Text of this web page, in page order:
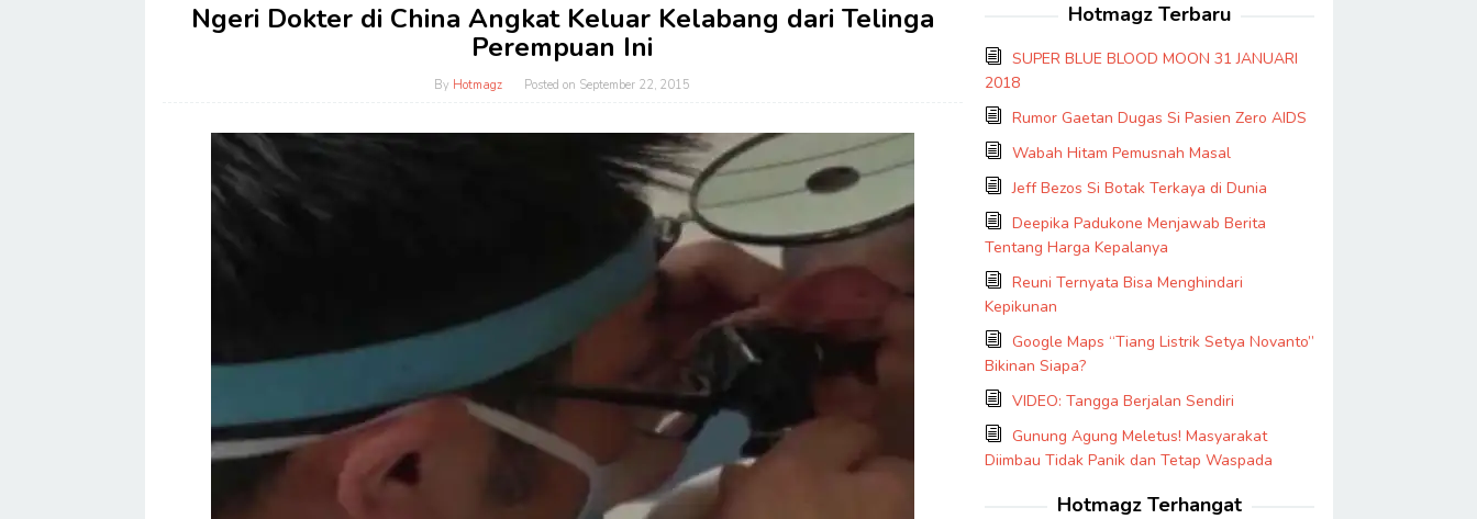
Ngeri Dokter di China Angkat Keluar Kelabang dari Telinga
Perempuan Ini
By Hotmagz Posted on September 22, 2015
Hotmagz Terbaru
SUPER BLUE BLOOD MOON 31 JANUARI
2018
Rumor Gaetan Dugas Si Pasien Zero AIDS
Wabah Hitam Pemusnah Masal
Jeff Bezos Si Botak Terkaya di Dunia
Deepika Padukone Menjawab Berita
Tentang Harga Kepalanya
Reuni Ternyata Bisa Menghindari
Kepikunan
Google Maps “Tiang Listrik Setya Novanto”
Bikinan Siapa?
VIDEO: Tangga Berjalan Sendiri
Gunung Agung Meletus! Masyarakat
Diimbau Tidak Panik dan Tetap Waspada
Hotmagz Terhangat